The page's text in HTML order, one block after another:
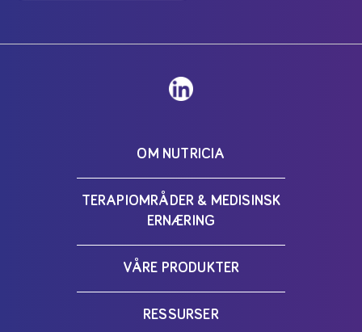
OM NUTRICIA
TERAPIOMRÅDER & MEDISINSK
ERNÆRING
VÅRE PRODUKTER
RESSURSER